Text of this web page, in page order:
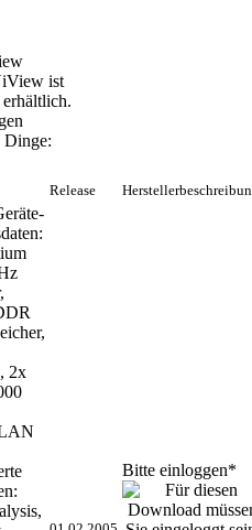
ist
Dinge:
Release
2x
Bitte einloggen*